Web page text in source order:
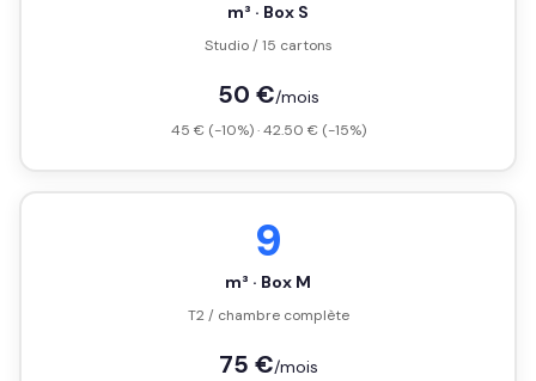
m³ · Box S
Studio / 15 cartons
50 €/mois
45 € (-10%) · 42.50 € (-15%)
9
m³ · Box M
T2 / chambre complète
75 €/mois